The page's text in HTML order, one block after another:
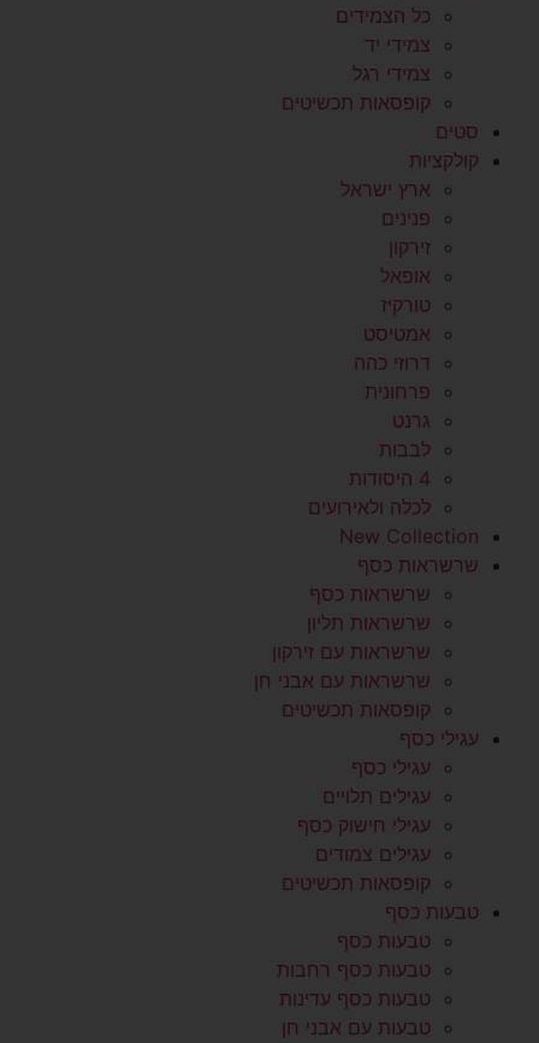
כל הצמידים
צמידי יד
צמידי רגל
קופסאות תכשיטים
סטים
קולקציות
ארץ ישראל
פנינים
זירקון
אופאל
טורקיז
אמטיסט
דרוזי כהה
פרחונית
גרנט
לבבות
4 היסודות
לכלה ולאירועים
New Collection
שרשראות כסף
שרשראות כסף
שרשראות תליון
שרשראות עם זירקון
שרשראות עם אבני חן
קופסאות תכשיטים
עגילי כסף
עגילי כסף
עגילים תלויים
עגילי חישוק כסף
עגילים צמודים
קופסאות תכשיטים
טבעות כסף
טבעות כסף
טבעות כסף רחבות
טבעות כסף עדינות
טבעות עם אבני חן